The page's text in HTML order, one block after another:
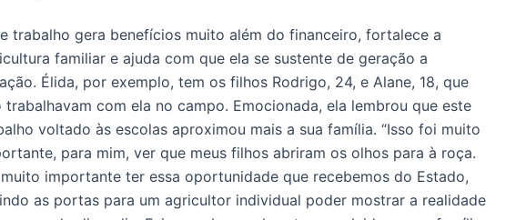
trabalho gera benefícios muito além do financeiro, fortalece a
familiar e ajuda com que ela se sustente de geração a
Élida, por exemplo, tem os filhos Rodrigo, 24, e Alane, 18, que
trabalhavam com ela no campo. Emocionada, ela lembrou que este
voltado às escolas aproximou mais a sua família. “Isso foi muito
para mim, ver que meus filhos abriram os olhos para à roça.
importante ter essa oportunidade que recebemos do Estado,
as portas para um agricultor individual poder mostrar a realidade